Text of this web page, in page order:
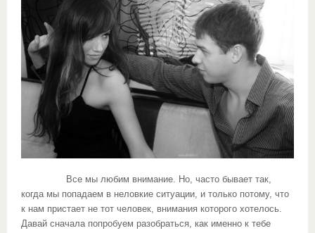
Все мы любим внимание. Но, часто бывает так,
когда мы попадаем в неловкие ситуации, и только потому, что
к нам пристает не тот человек, внимания которого хотелось.
Давай сначала попробуем разобраться, как именно к тебе